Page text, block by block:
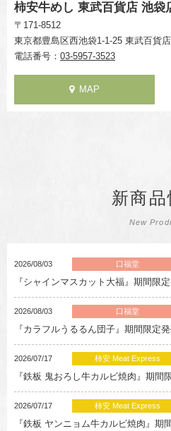
柿安牛めし 東武百貨店 池袋
〒171-8512
東京都豊島区西池袋1-1-25 東武百貨
電話番号： 03-5957-3523
MAP
新商品
New
2026/08/03 口福堂
『シャインマスカット大福』期間限
2026/08/03 口福堂
『カラフルうるるん団子』期間限定
2026/07/17 柿安 Meat Express
『鉄板 鬼おろし牛カルビ焼肉』期間
2026/07/17 柿安 Meat Express
『鉄板 ヤンニョム牛カルビ焼肉』期